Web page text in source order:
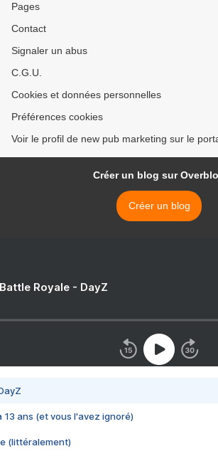
Pages
Contact
Signaler un abus
C.G.U.
Cookies et données personnelles
Préférences cookies
Voir le profil de new pub marketing sur le
Créer un blog sur
Créer un blog
Royale - DayZ
13 ans (et vous l'avez ignoré)
(littéralement)